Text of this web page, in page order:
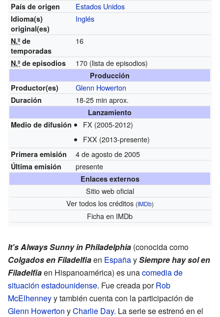
País de origen Estados Unidos
Idioma(s)
original(es)
Inglés
N.º de
temporadas
16
N.º de episodios 170 (lista de episodios)
Producción
Productor(es)
Glenn Howerton
Duración 18-25 min aprox.
Lanzamiento
Medio de difusión
FX (2005-2012)
FXX (2013-presente)
Primera emisión 4 de agosto de 2005
Última emisión presente
Enlaces externos
Sitio web oficial
Ver todos los créditos (IMDb)
Fichaen IMDb
It's Always Sunny in Philadelphia (conocida como
Colgados en Filadelfiaen EspañaySiempre hay sol en
Filadelfiaen Hispanoamérica) es unacomedia de
situación estadounidense. Fue creada porRob
McElhenneyy también cuenta con la participación de
Glenn Howerton yCharlie Day. La serie se estrenó en el